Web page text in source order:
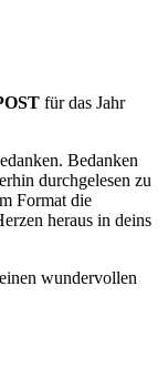
für das Jahr
Bedanken
durchgelesen zu
Format die
heraus in deins
wundervollen